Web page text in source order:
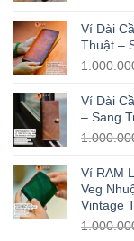
Ví Dài
Thuật –
Ví Dài
– Sang
Ví RAM
Veg
Vintage